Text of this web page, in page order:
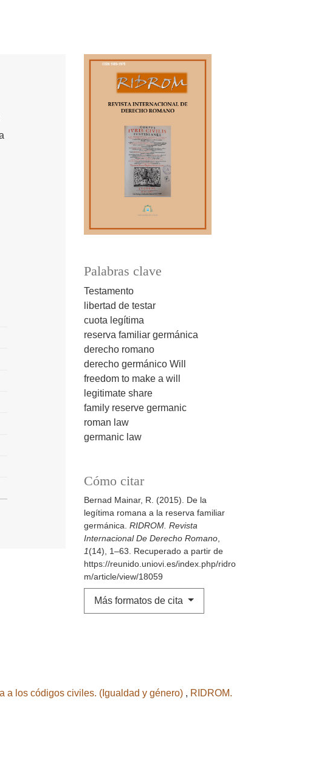
Palabras clave
Testamento
libertad de testar
cuota legítima
reserva familiar germánica
derecho romano
derecho germánico Will
freedom to make a will
legitimate share
family reserve germanic
roman law
germanic law
Cómo citar
Bernad Mainar, R. (2015). De la
legítima romana a la reserva familiar
germánica. RIDROM. Revista
Internacional De Derecho Romano,
1(14), 1–63. Recuperado a partir de
https://reunido.uniovi.es/index.php/ridro
m/article/view/18059
Más formatos de cita
a los códigos civiles. (Igualdad y género) , RIDROM.